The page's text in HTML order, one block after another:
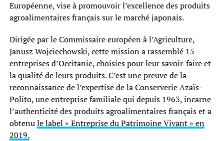
Européenne, vise à promouvoir l’excellence des produits
agroalimentaires français sur le marché japonais.
Dirigée par le Commissaire européen à l’Agriculture,
Janusz Wojciechowski, cette mission a rassemblé 15
entreprises d’Occitanie, choisies pour leur savoir-faire et
la qualité de leurs produits. C’est une preuve de la
reconnaissance de l’expertise de la Conserverie Azaïs-
Polito, une entreprise familiale qui depuis 1963, incarne
l’authenticité des produits agroalimentaires français et a
obtenule label « Entreprise du Patrimoine Vivant » en
2019.